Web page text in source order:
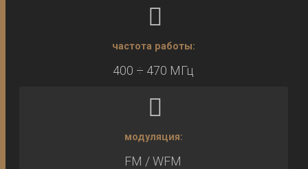
частота работы:
400 ÷ 470 МГц
модуляция:
FM / WFM